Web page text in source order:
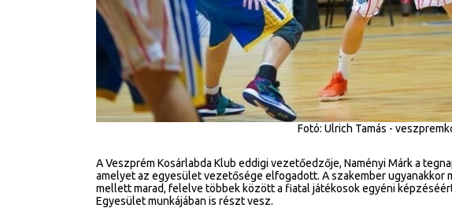
Fotó: Ulrich Tamás -
A Veszprém Kosárlabda Klub eddigi vezetőedzője, Naményi Márk a
amelyet az egyesület vezetősége elfogadott. A szakember
mellett marad, felelve többek között a fiatal játékosok egyéni
Egyesület munkájában is részt vesz.